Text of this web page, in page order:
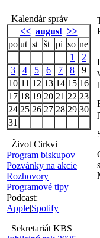
Kalendár správ
<< august >>
po ut st št pi so ne
1
2
3
4 5 6 7 8
9
10 11 12 13 14 15 16
17 18 19 20 21 22 23
24 25 26 27 28 29 30
31
Život Cirkvi
Program biskupov
Pozvánky na akcie
Rozhovory
Programové tipy
Podcast:
Apple|Spotify
Sekretariát KBS